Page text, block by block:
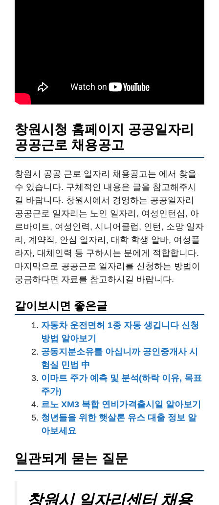
창원시청 홈페이지 공공일자리
공공근로 채용공고
창원시 공공 근로 일자리 채용공고는 에서 찾을
수 있습니다. 구체적인 내용은 글을 참고해주시
길 바랍니다. 창원시에서 경영하는 공공일자리
공공근로 일자리는 노인 일자리, 여성인턴십, 아
르바이트, 여성인력, 시니어클럽, 인턴, 소망 일자
리, 계약직, 안심 일자리, 대학 학생 알바, 여성플
라자, 대체인력 등 구하시는 분에게 적합합니다.
마지막으로 공공근로 일자리를 신청하는 방법이
궁금하다면 자료를 참고하시길 바랍니다.
같이보시면 좋은글
자동차 운전면허 1종 자동 생깁니다 신청
방법 알아보기
공동지분소유를 아십니까 공인중개사 시
험실 민법 中
이마트 주가 예측 및 분석(하락 이유, 목표
주가)
르노 XM3 복합 연비가격출시일 알아보기
청년들을 위한 햇살론 유스 대출 정보 알
아보세요
일관되게 묻는 질문
창원시 일자리센터 채용